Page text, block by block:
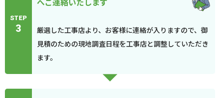
STEP
3
厳選した工事店より、お客様に連絡が入りますので、御
見積のための現地調査日程を工事店と調整していただき
ます。